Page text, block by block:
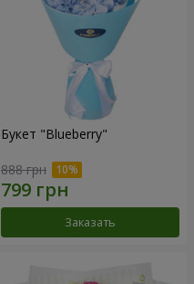
Букет "Blueberry"
888 грн
Заказать